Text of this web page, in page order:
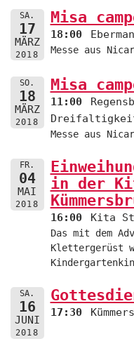
SA.
17
MÄRZ
2018
Misa
18:00
Messe aus
SO.
18
MÄRZ
2018
Misa
11:00
Messe aus
FR.
04
MAI
2018
in der
16:00 Kita
Das mit dem
Klettergerüst
SA.
16
JUNI
2018
17:30